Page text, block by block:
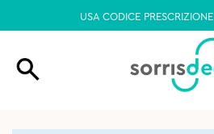
USA CODICE PRESCRIZIONE